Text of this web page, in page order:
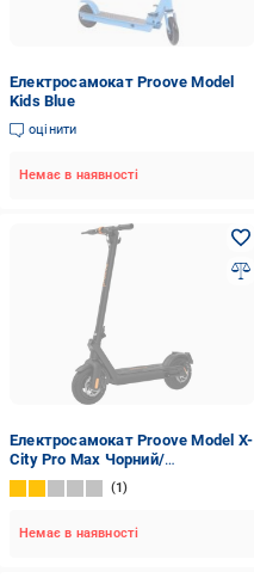
Електросамокат Proove Model
Kids Blue
оцінити
Немає в наявності
Електросамокат Proove Model X-
City Pro Max Чорний/
Помаранчевий (957)
1
Немає в наявності